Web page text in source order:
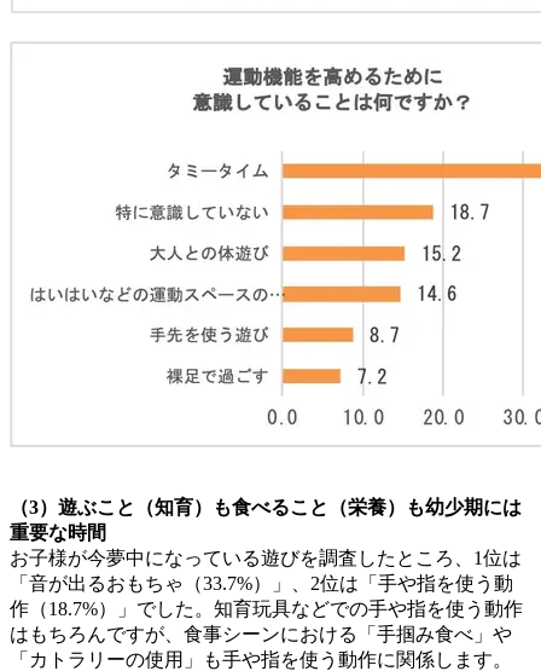
（3）遊ぶこと（知育）も食べること（栄養）も幼少期には
重要な時間
お子様が今夢中になっている遊びを調査したところ、1位は
「音が出るおもちゃ（33.7%）」、2位は「手や指を使う動
作（18.7%）」でした。知育玩具などでの手や指を使う動作
はもちろんですが、食事シーンにおける「手掴み食べ」や
「カトラリーの使用」も手や指を使う動作に関係します。